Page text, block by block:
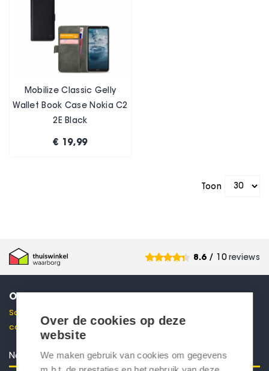
Mobilize Classic Gelly
Wallet Book Case Nokia C2
2E Black
€ 19,99
Toon
8.6/ 10 reviews
ONTVANG 10% KORTING
Schrijf je in voor onze nieuwsbrief en ontvang direct een
code voor 10% korting in je mailbox.
Over de cookies op deze
website
We maken gebruik van cookies om gegevens